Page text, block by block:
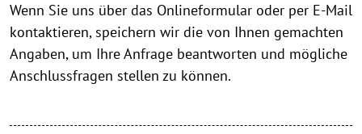
Wenn Sie uns über das Onlineformular oder per E-Mail
kontaktieren, speichern wir die von Ihnen gemachten
Angaben, um Ihre Anfrage beantworten und mögliche
Anschlussfragen stellen zu können.